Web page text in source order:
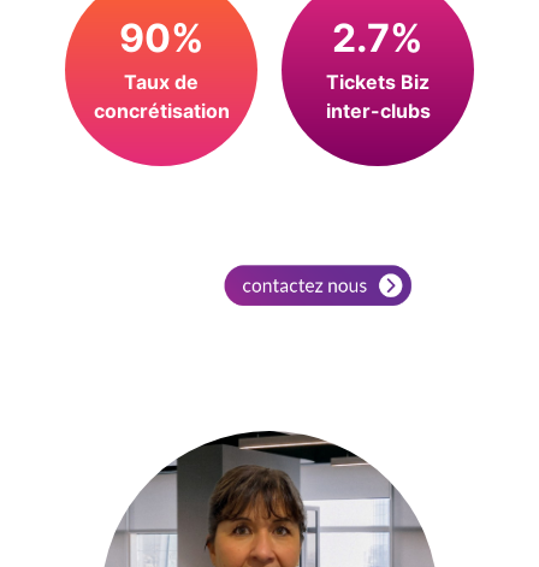
90%
Taux de
concrétisation
2.7%
Tickets Biz
inter-clubs